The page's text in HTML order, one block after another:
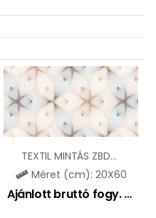
6995Ft
TEXTIL MINTÁS ZBD62269
Méret (cm): 20X60
Ajánlott bruttó fogy. ár: